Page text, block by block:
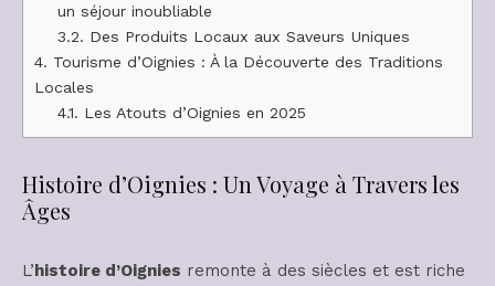
un séjour inoubliable
3.2. Des Produits Locaux aux Saveurs Uniques
4. Tourisme d’Oignies : À la Découverte des Traditions
Locales
4.1. Les Atouts d’Oignies en 2025
Histoire d’Oignies : Un Voyage à Travers les
Âges
L’histoire d’Oignies remonte à des siècles et est riche